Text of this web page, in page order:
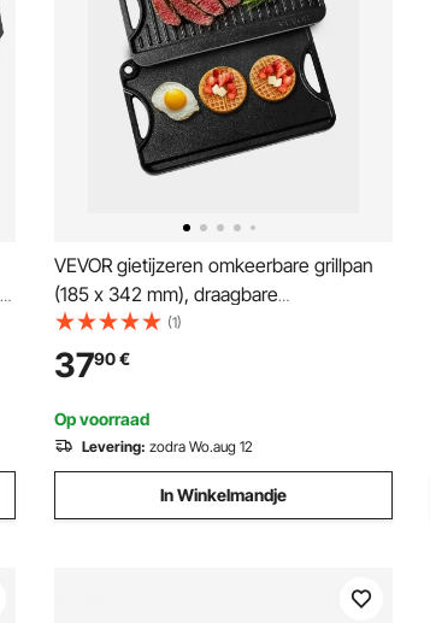
VEVOR gietijzeren omkeerbare grillpan
(185 x 342 mm), draagbare
rechthoekige barbecuepan met
handvat, kookgerei voor op het fornuis,
binnen- en buitengrill, zwart
(1)
3790€
Op voorraad
Levering: zodra Wo.aug 12
In Winkelmandje